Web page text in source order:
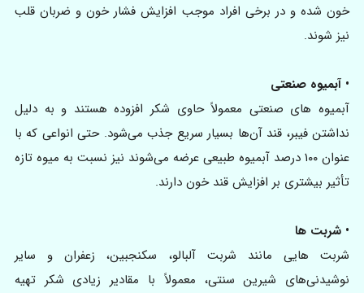
خون شده و در برخی افراد موجب افزایش فشار خون و ضربان قلب
نیز شوند.
• آبمیوه صنعتی
آبمیوه‌ های صنعتی معمولاً حاوی شکر افزوده هستند و به دلیل
نداشتن فیبر، قند آن‌ها بسیار سریع جذب می‌شود. حتی انواعی که با
عنوان ۱۰۰ درصد آبمیوه طبیعی عرضه می‌شوند نیز نسبت به میوه تازه
تأثیر بیشتری بر افزایش قند خون دارند.
• شربت‌ ها
شربت‌ هایی مانند شربت آلبالو، سکنجبین، زعفران و سایر
نوشیدنی‌های شیرین سنتی، معمولاً با مقادیر زیادی شکر تهیه